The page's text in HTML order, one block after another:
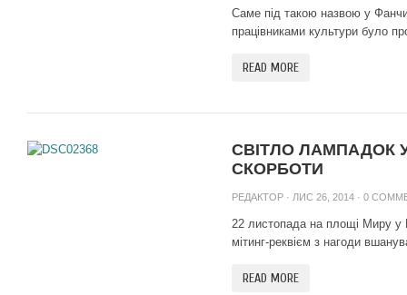
Саме під такою назвою у
працівниками культури було
READ MORE
СВІТЛО ЛАМПАДОК У
СКОРБОТИ
РЕДАКТОР · ЛИС 26, 2014 · 0
22 листопада на площі Миру у
мітинг-реквієм з нагоди
READ MORE